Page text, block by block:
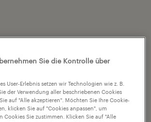
Sie die Kontrolle über
User-Erlebnis setzen wir Technologien wie z. B.
der Verwendung aller beschriebenen Cookies
auf "Alle akzeptieren". Möchten Sie Ihre Cookie-
klicken Sie auf "Cookies anpassen", um
Cookies Sie zustimmen. Klicken Sie auf "Alle